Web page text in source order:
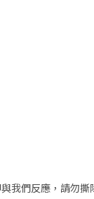
我們反應，請勿